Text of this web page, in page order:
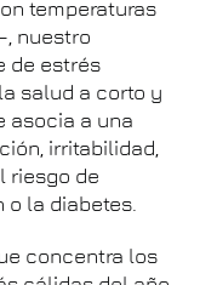
temperaturas
nuestro
de estrés
salud a corto y
asocia a una
irritabilidad,
riesgo de
o la diabetes.
concentra los